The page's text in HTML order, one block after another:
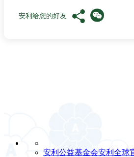
安利给您的好友
安利公益基金会安利全球